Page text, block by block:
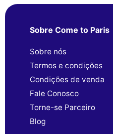
Sobre Come to Paris
Sobre nós
Termos e condições
Condições de venda
Fale Conosco
Torne-se Parceiro
Blog